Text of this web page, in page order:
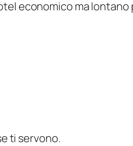
economico ma
ti servono.